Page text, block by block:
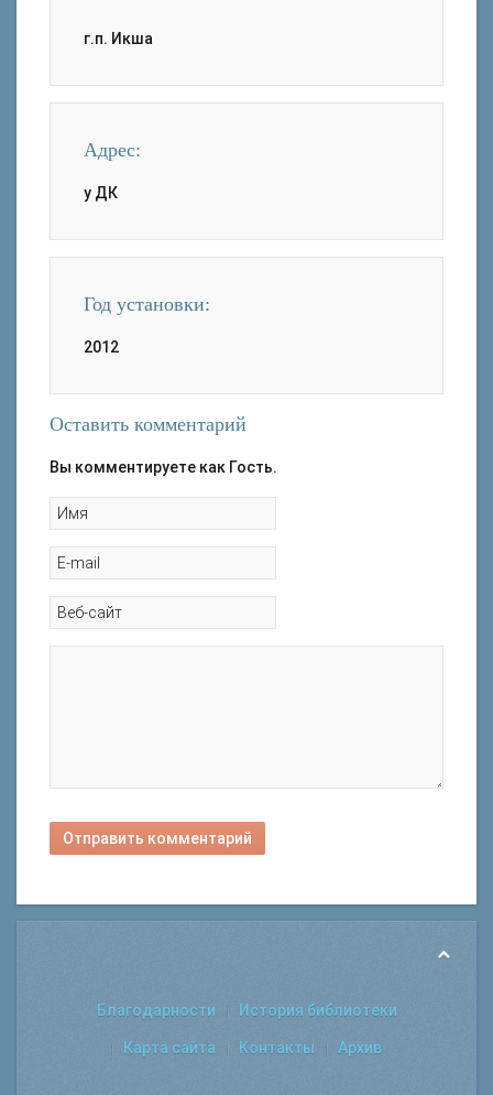
г.п. Икша
Адрес:
у ДК
Год установки:
2012
Оставить комментарий
Вы комментируете как Гость.
Отправить комментарий
Благодарности История библиотеки
Карта сайта Контакты Архив